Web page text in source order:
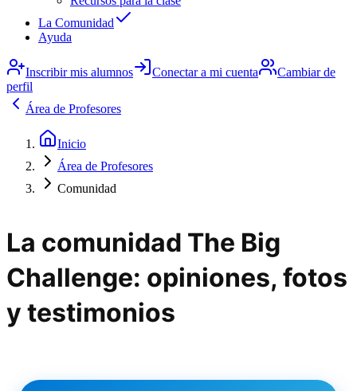
La Comunidad
Ayuda
Inscribir mis alumnos Conectar a mi cuenta
Cambiar de
perfil
Área de Profesores
Inicio
Área de Profesores
Comunidad
La comunidad The Big
Challenge: opiniones, fotos
y testimonios